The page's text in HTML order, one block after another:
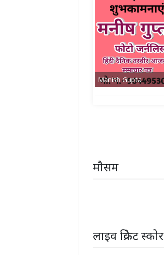
Manish Gupta
मौसम
लाइव क्रिकेट स्कोर